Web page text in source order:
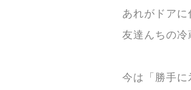
あれがドア
友達んちの
今は「勝手